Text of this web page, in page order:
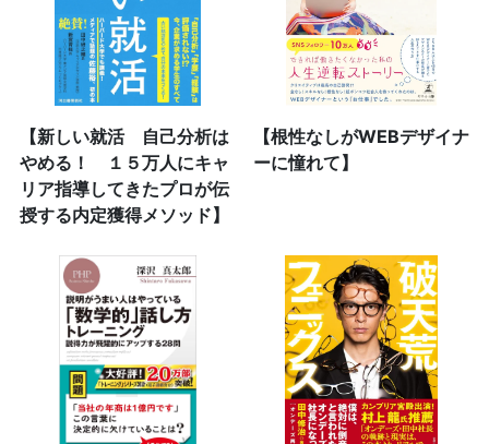
【新しい就活 自己分析は
やめる！ １５万人にキャ
リア指導してきたプロが伝
授する内定獲得メソッド】
【根性なしがWEBデザイナ
ーに憧れて】